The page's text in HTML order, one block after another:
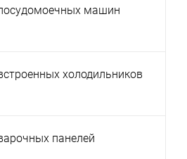
машин
холодильников
панелей